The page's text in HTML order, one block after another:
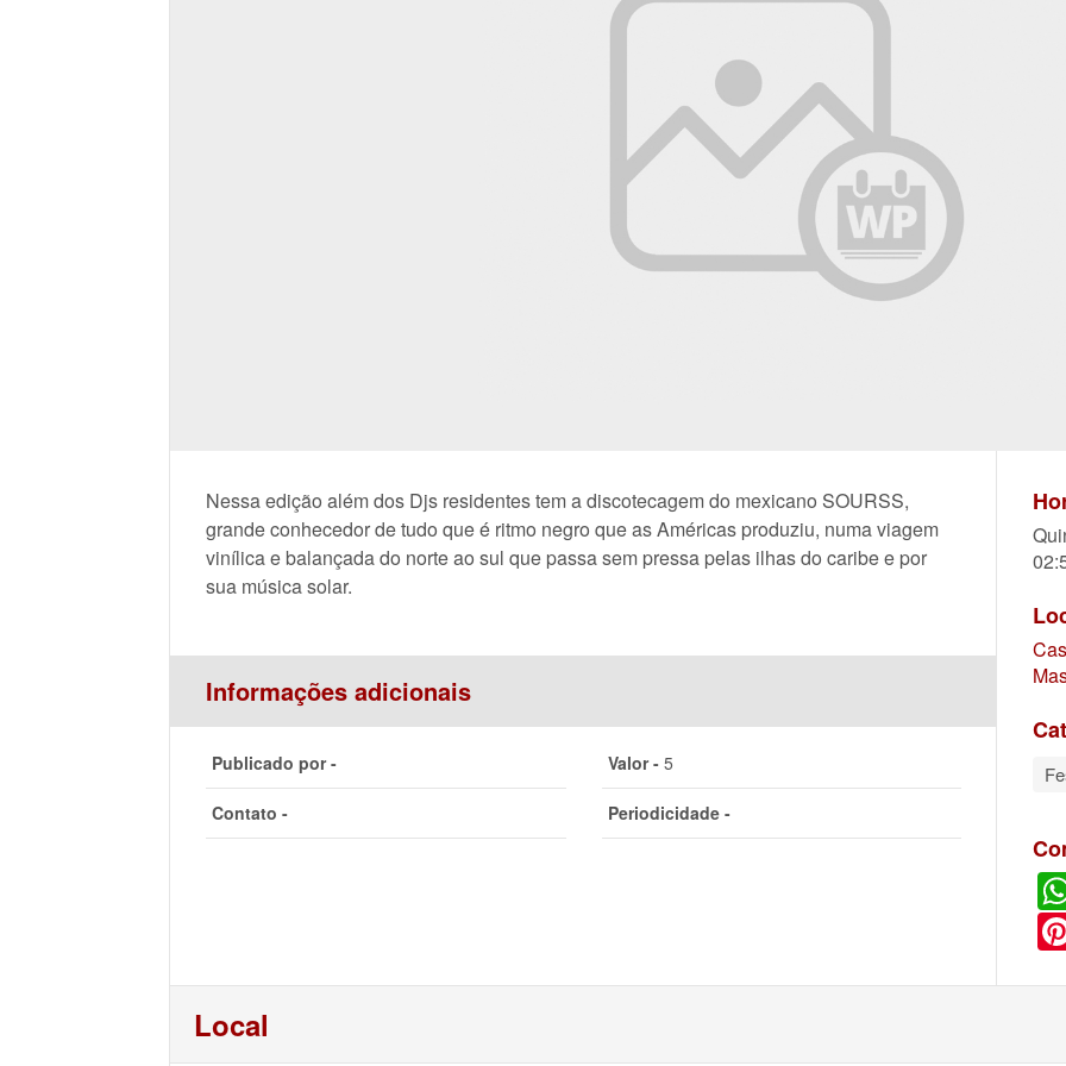
Nessa edição além dos Djs residentes tem a discotecagem do mexicano SOURSS,
grande conhecedor de tudo que é ritmo negro que as Américas produziu, numa viagem
vinílica e balançada do norte ao sul que passa sem pressa pelas ilhas do caribe e por
sua música solar.
Informações adicionais
Publicado por - Valor -5
Contato - Periodicidade -
Local